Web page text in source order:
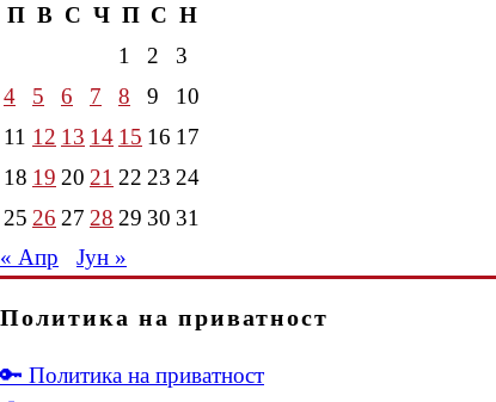
П В С Ч П С Н
1
2
3
4
5 6 7 8 9
10
11 12 13 14 15 16 17
18 19 20 21 22 23 24
25 26 27 28 29 30 31
« Апр
Јун »
Политика на приватност
🔑 Политика на приватност